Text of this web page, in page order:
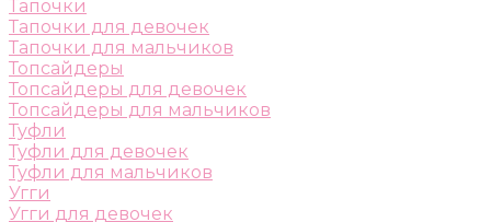
Тапочки
Тапочки для девочек
Тапочки для мальчиков
Топсайдеры
Топсайдеры для девочек
Топсайдеры для мальчиков
Туфли
Туфли для девочек
Туфли для мальчиков
Угги
Угги для девочек